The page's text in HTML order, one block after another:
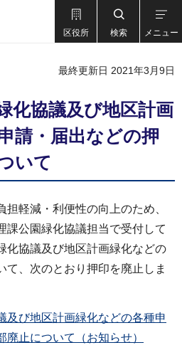
区役所 検索 メニュー
最終更新日 2021年3月9日
化協議及び地区計画
請・届出などの押
いて
軽減・利便性の向上のため、
課公園緑化協議担当で受付して
化協議及び地区計画緑化などの
て、次のとおり押印を廃止しま
及び地区計画緑化などの各種申
止について（お知らせ）